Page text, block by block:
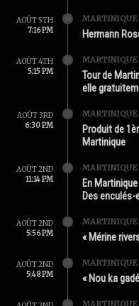
AOÛT 5TH
7:16 PM
MARTINIQUE
Hermann
AOÛT 4TH
5:15 PM
MARTINIQUE
Tour de
elle
AOÛT 3RD
6:30 PM
MARTINIQUE
Produit de
Martinique
AOÛT 2ND
11:14 PM
MARTINIQUE
En
Des enculés-
AOÛT 2ND
5:56 PM
MARTINIQUE
« Mérine
AOÛT 2ND
5:48 PM
MARTINIQUE
« Nou ka
MARTINIQUE